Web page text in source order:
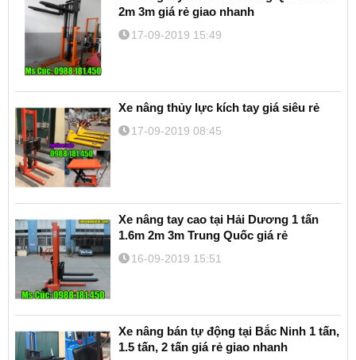
2m 3m giá rẻ giao nhanh
17-09-2019 15:49
Xe nâng thủy lực kích tay giá siêu rẻ
17-09-2019 08:45
Xe nâng tay cao tại Hải Dương 1 tấn
1.6m 2m 3m Trung Quốc giá rẻ
16-09-2019 15:51
Xe nâng bán tự động tại Bắc Ninh 1 tấn,
1.5 tấn, 2 tấn giá rẻ giao nhanh